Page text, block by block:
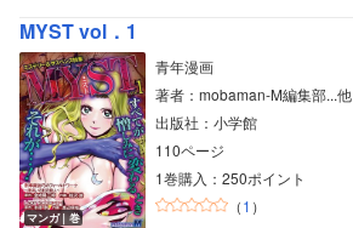
MYST vol．1
マンガ｜巻
青年漫画
著者：mobaman‐M編集部...他
出版社：小学館
110ページ
1巻購入：250ポイント
（1 ）